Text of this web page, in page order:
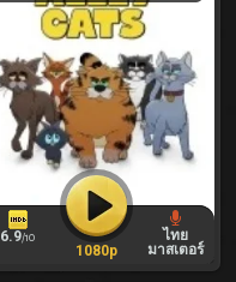
6.9/10
ไทย
มาสเตอร์
1080p